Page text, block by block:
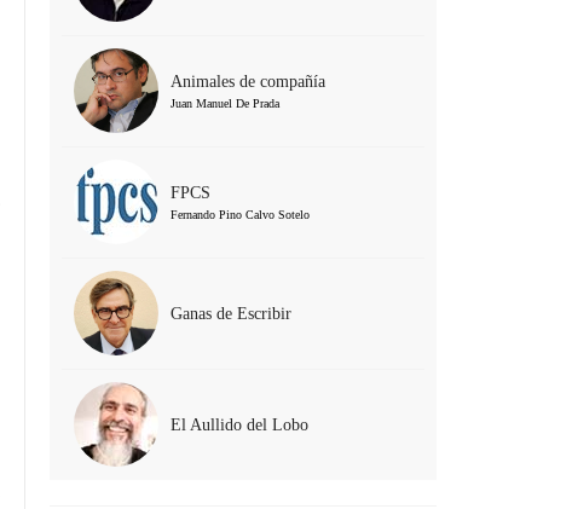
Animales de compañía
Juan Manuel De Prada
FPCS
Fernando Pino Calvo Sotelo
Ganas de Escribir
El Aullido del Lobo